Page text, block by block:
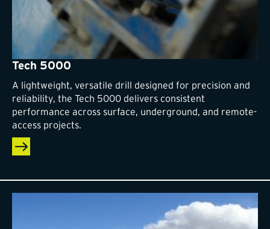
Tech 5000
A lightweight, versatile drill designed for precision and
reliability, the Tech 5000 delivers consistent
performance across surface, underground, and remote-
access projects.